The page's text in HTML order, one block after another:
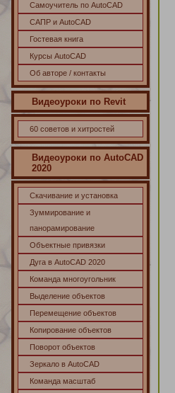
Самоучитель по AutoCAD
САПР и AutoCAD
Гостевая книга
Курсы AutoCAD
Об авторе / контакты
Видеоуроки по Revit
60 советов и хитростей
Видеоуроки по AutoCAD
2020
Скачивание и установка
Зуммирование и
панорамирование
Объектные привязки
Дуга в AutoCAD 2020
Команда многоугольник
Выделение объектов
Перемещение объектов
Копирование объектов
Поворот объектов
Зеркало в AutoCAD
Команда масштаб